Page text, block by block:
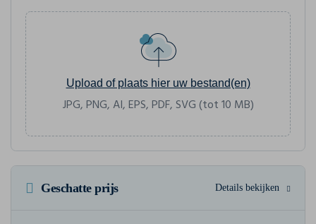
Upload of plaats hier uw bestand(en)
JPG, PNG, AI, EPS, PDF, SVG (tot 10 MB)
Geschatte prijs Details bekijken